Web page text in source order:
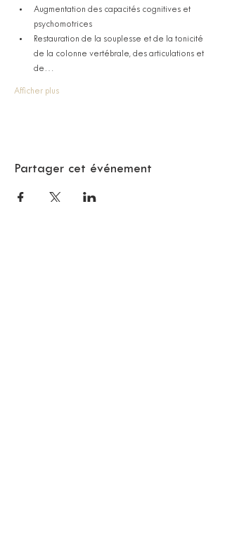
Augmentation des capacités cognitives et
psychomotrices
Restauration de la souplesse et de la tonicité
de la colonne vertébrale, des articulations et
de…
Afficher plus
Partager cet événement